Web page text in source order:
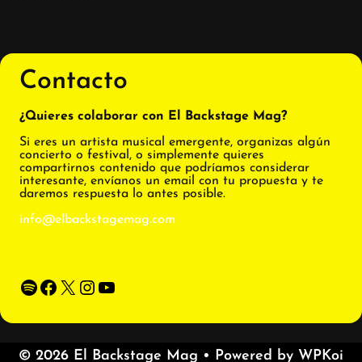
Contacto
¿Quieres colaborar con El Backstage Mag?
Si eres un artista musical emergente, organizas algún
concierto o festival, o simplemente quieres
compartirnos contenido que podríamos considerar
interesante, envíanos un email con tu propuesta y te
daremos respuesta lo antes posible.
info@elbackstagemag.com
Spotify Facebook X Instagram YouTube
© 2026 El Backstage Mag • Powered by WPKoi